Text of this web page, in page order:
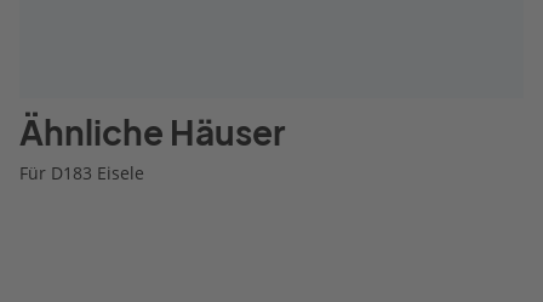
Ähnliche Häuser
Für D183 Eisele